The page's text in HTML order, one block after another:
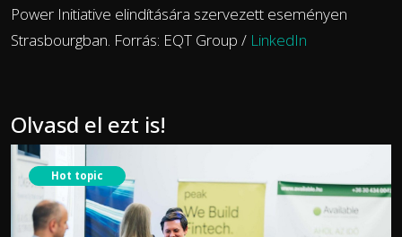
Power Initiative elindítására szervezett eseményen
Strasbourgban. Forrás: EQT Group / LinkedIn
Olvasd el ezt is!
Hot topic